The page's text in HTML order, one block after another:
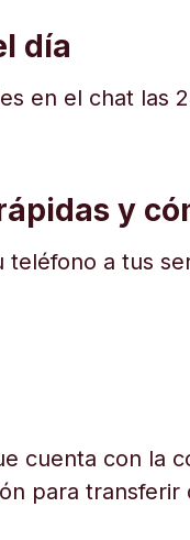
día
en el chat las
y
a tus
cuenta con la
para transferir